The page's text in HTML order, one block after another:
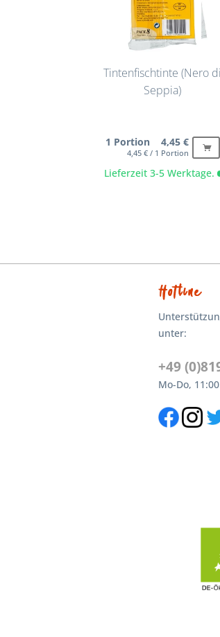
Tintenfischtinte (Nero di
Seppia)
Lieferzeit 3-5 Werktage.
1 Portion 4,45 €
4,45 € / 1 Portion
Hotline
unter:
+49
Mo-Do,